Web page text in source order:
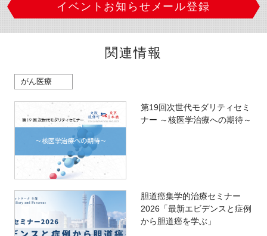
イベントお知らせメール登録
関連情報
がん医療
第19回次世代モダリティセミ
ナー ～核医学治療への期待～
胆道癌集学的治療セミナー
2026「最新エビデンスと症例
から胆道癌を学ぶ」